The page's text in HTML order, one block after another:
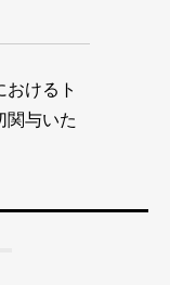
おけるト
関与いた